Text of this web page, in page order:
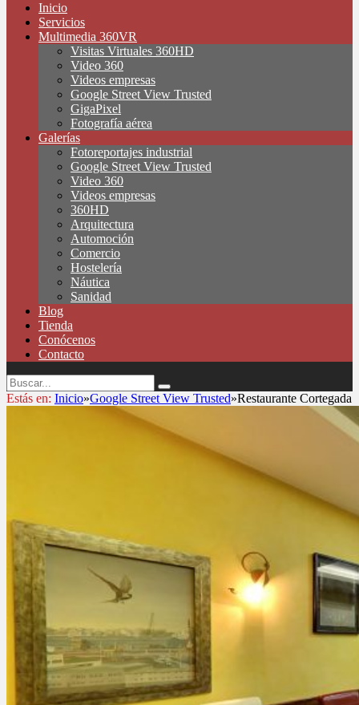
Inicio
Servicios
Multimedia 360VR
Visitas Virtuales 360HD
Video 360
Videos empresas
Google Street View Trusted
GigaPixel
Fotografía aérea
Galerías
Fotoreportajes industrial
Google Street View Trusted
Video 360
Videos empresas
360HD
Arquitectura
Automoción
Comercio
Hostelería
Náutica
Sanidad
Blog
Tienda
Conócenos
Contacto
Estás en: Inicio»Google Street View Trusted»Restaurante Cortegada